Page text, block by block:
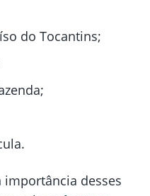
do Tocantins;
desses